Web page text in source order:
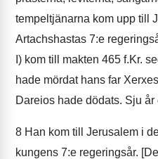
tempeltjänarna kom upp till
Artachshastas 7:e
I) kom till makten 465 f.Kr.
hade mördat hans far
Dareios hade dödats. Sju år
8 Han kom till Jerusalem i
kungens 7:e regeringsår.